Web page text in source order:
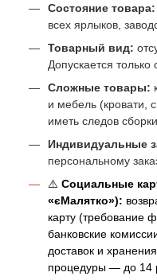
Состояние товара:
всех ярлыков,
Товарный вид:
Допускается
Сложные товары:
и мебель (кровати,
иметь следов
Индивидуальные
персональному
⚠️ Социальные
«єМалятко»):
карту (требование
банковские
доставок и
процедуры — до 14